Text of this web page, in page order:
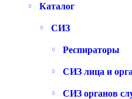
Каталог
СИЗ
Респираторы
СИЗ лица и
СИЗ органов